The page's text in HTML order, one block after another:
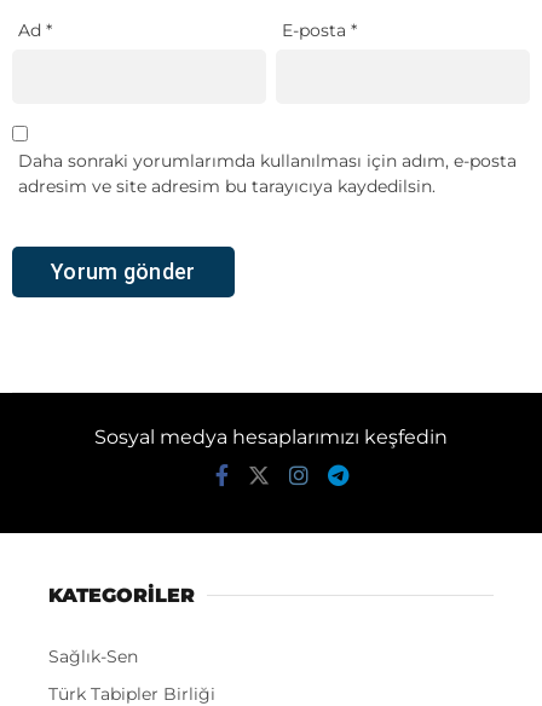
Ad * E-posta*
Daha sonraki yorumlarımda kullanılması için adım, e-posta
adresim ve site adresim bu tarayıcıya kaydedilsin.
Sosyal medya hesaplarımızı keşfedin
KATEGORİLER
Sağlık-Sen
Türk Tabipler Birliği